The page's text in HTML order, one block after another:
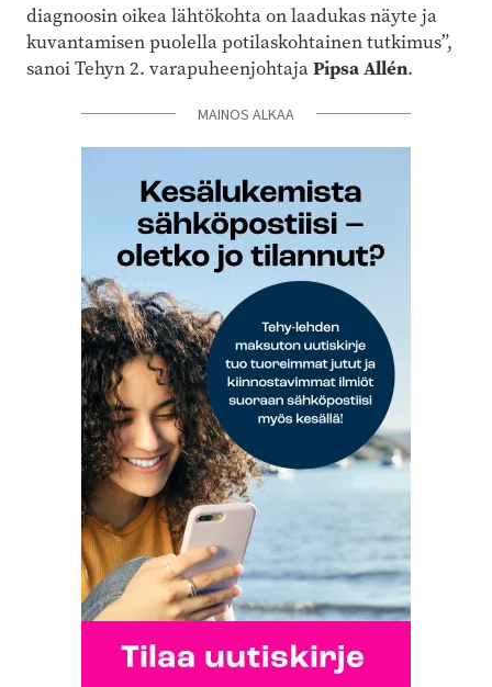
diagnoosin oikea lähtökohta on laadukas näyte ja
kuvantamisen puolella potilaskohtainen tutkimus”,
sanoi Tehyn 2. varapuheenjohtajaPipsa Allén.
MAINOS ALKAA